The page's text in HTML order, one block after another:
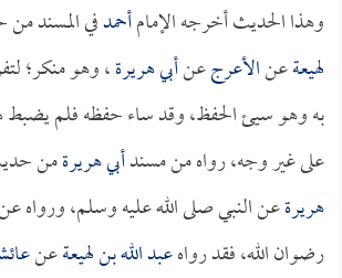
وهذا الحديث أخرجه الإمامأحمدفي المسند
لهيعةعنالأعرجعنأبي هريرة، وهو منكر؛
به وهو سيئ الحفظ، وقد ساء حفظه فلم يضبط
على غير وجه، رواه من مسندأبي هريرةمن
هريرةعن النبي صلى الله عليه وسلم، ورواه
رضوان الله، فقد رواهعبد الله بن لهيعةعن